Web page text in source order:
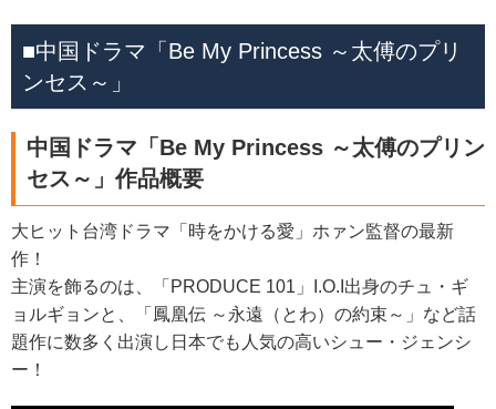
■中国ドラマ「Be My Princess ～太傅のプリ
ンセス～」
中国ドラマ「Be My Princess ～太傅のプリン
セス～」作品概要
大ヒット台湾ドラマ「時をかける愛」ホァン監督の最新
作！
主演を飾るのは、「PRODUCE 101」I.O.I出身のチュ・ギ
ョルギョンと、「鳳凰伝 ～永遠（とわ）の約束～」など話
題作に数多く出演し日本でも人気の高いシュー・ジェンシ
ー！